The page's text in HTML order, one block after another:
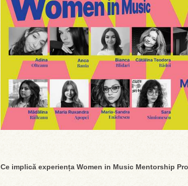
Ce implică experiența Women in Music Mentorship